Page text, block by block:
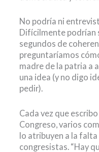
No podría ni
Difícilmente podrían
segundos de
preguntaríamos
madre de la patria a
una idea (y no digo
pedir).
Cada vez que
Congreso, varios
lo atribuyen a la
congresistas. “Hay